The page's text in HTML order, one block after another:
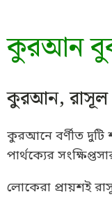
কুরআন
কুরআন, রাসূল
কুরআনে বর্ণীত দুটি
পার্থক্যের
লোকেরা প্রায়শই